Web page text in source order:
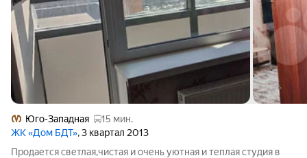
Юго-Западная
15 мин.
ЖК «Дом БДТ», 3 квартал 2013
Продается светлая,чистая и очень уютная и теплая студия в